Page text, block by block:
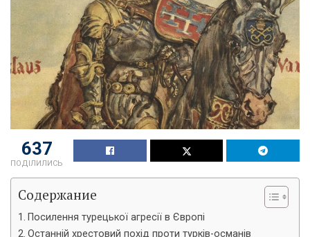
637
ПОДІЛИЛИСЬ
Содержание
Посилення турецької агресії в Європі
Останній хрестовий похід проти турків-османів